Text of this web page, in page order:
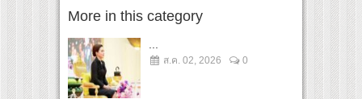
More in this category
ส.ค. 02, 2026 0